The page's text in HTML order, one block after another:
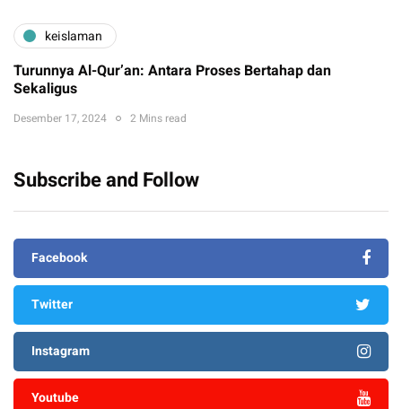
keislaman
Turunnya Al-Qur’an: Antara Proses Bertahap dan
Sekaligus
Desember 17, 2024 2 Mins read
Subscribe and Follow
Facebook
Twitter
Instagram
Youtube